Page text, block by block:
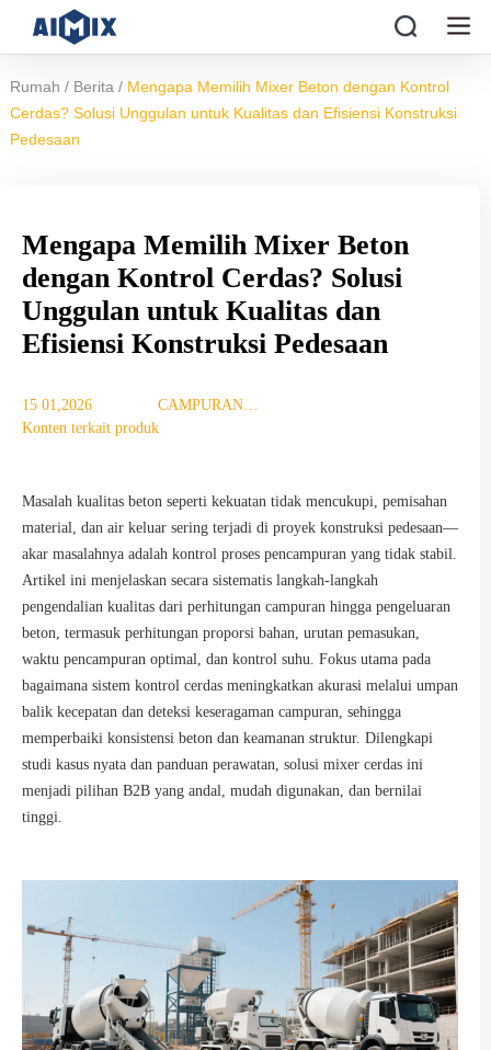
Rumah / Berita / Mengapa Memilih Mixer Beton dengan Kontrol
Cerdas? Solusi Unggulan untuk Kualitas dan Efisiensi Konstruksi
Pedesaan
Mengapa Memilih Mixer Beton
dengan Kontrol Cerdas? Solusi
Unggulan untuk Kualitas dan
Efisiensi Konstruksi Pedesaan
15 01,2026
CAMPURAN
TUJUAN
Konten terkait produk
Masalah kualitas beton seperti kekuatan tidak mencukupi, pemisahan
material, dan air keluar sering terjadi di proyek konstruksi pedesaan—
akar masalahnya adalah kontrol proses pencampuran yang tidak stabil.
Artikel ini menjelaskan secara sistematis langkah-langkah
pengendalian kualitas dari perhitungan campuran hingga pengeluaran
beton, termasuk perhitungan proporsi bahan, urutan pemasukan,
waktu pencampuran optimal, dan kontrol suhu. Fokus utama pada
bagaimana sistem kontrol cerdas meningkatkan akurasi melalui umpan
balik kecepatan dan deteksi keseragaman campuran, sehingga
memperbaiki konsistensi beton dan keamanan struktur. Dilengkapi
studi kasus nyata dan panduan perawatan, solusi mixer cerdas ini
menjadi pilihan B2B yang andal, mudah digunakan, dan bernilai
tinggi.